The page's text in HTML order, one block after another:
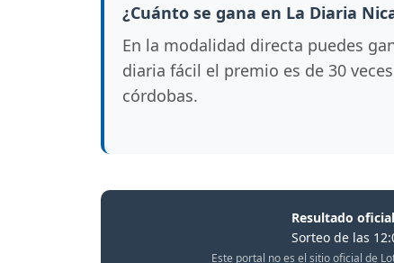
¿Cuánto se gana en La Diaria
En la modalidad directa puedes
diaria fácil el premio es de 30
córdobas.
Resultado
Sorteo de las
Este portal no es el sitio oficial de